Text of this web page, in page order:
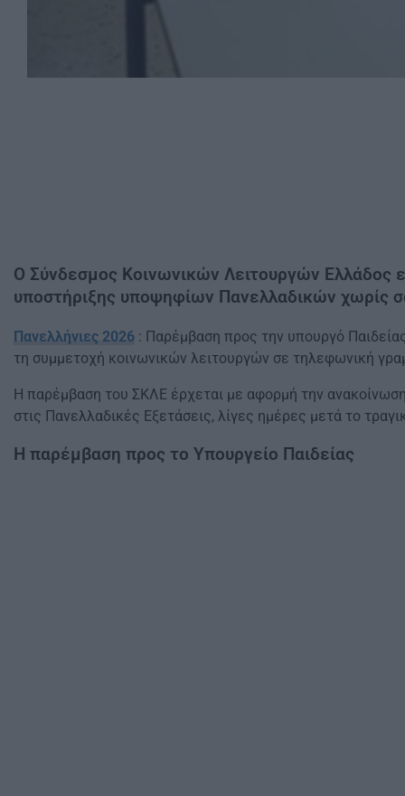
Ο Σύνδεσμος Κοινωνικών Λειτουργών Ελλάδος
υποστήριξης υποψηφίων Πανελλαδικών χωρίς
Πανελλήνιες 2026 : Παρέμβαση προς την υπουργό
τη συμμετοχή κοινωνικών λειτουργών σε τηλεφωνική
Η παρέμβαση του ΣΚΛΕ έρχεται με αφορμή την
στις Πανελλαδικές Εξετάσεις, λίγες ημέρες μετά το
Η παρέμβαση προς το Υπουργείο Παιδείας